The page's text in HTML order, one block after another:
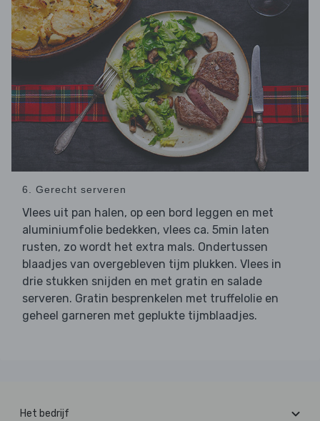
6. Gerecht serveren
Vlees uit pan halen, op een bord leggen en met
aluminiumfolie bedekken, vlees ca. 5min laten
rusten, zo wordt het extra mals. Ondertussen
blaadjes van overgebleven tijm plukken. Vlees in
drie stukken snijden en met gratin en salade
serveren. Gratin besprenkelen met truffelolie en
geheel garneren met geplukte tijmblaadjes.
Het bedrijf